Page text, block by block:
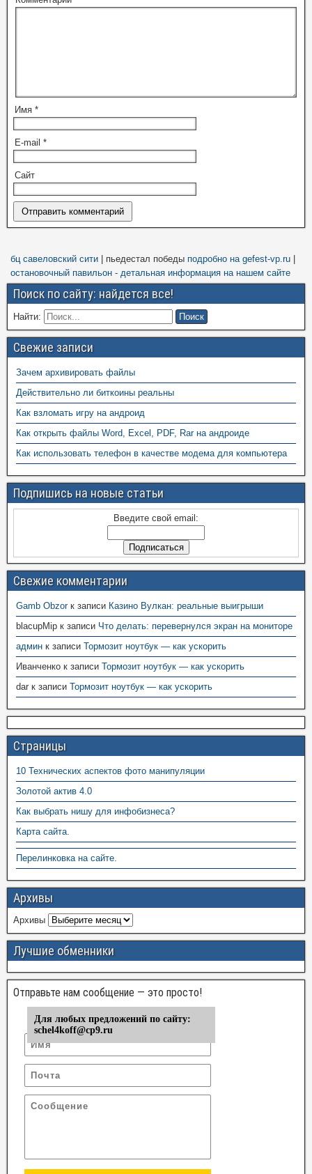
Имя *
E-mail *
Сайт
бц савеловский сити | пьедестал победы подробно на gefest-vp.ru
остановочный павильон - детальная информация на нашем сайте
Поиск по сайту: найдется все!
Найти:
Свежие записи
Зачем архивировать файлы
Действительно ли биткоины реальны
Как взломать игру на андроид
Как открыть файлы Word, Excel, PDF, Rar на андроиде
Как использовать телефон в качестве модема для компьютера
Подпишись на новые статьи
Введите свой email:
Свежие комментарии
Gamb Obzorк записи Казино Вулкан: реальные выигрыши
blacupMip к записи Что делать: перевернулся экран на мониторе
админ к записи Тормозит ноутбук — как ускорить
Иванченко к записи Тормозит ноутбук — как ускорить
dar к записи Тормозит ноутбук — как ускорить
Страницы
10 Технических аспектов фото манипуляции
Золотой актив 4.0
Как выбрать нишу для инфобизнеса?
Карта сайта.
Перелинковка на сайте.
Архивы
Архивы
Лучшие обменники
Отправьте нам сообщение — это просто!